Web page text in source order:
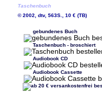
Taschenbuch
© 2002, dtv, 563S., 10 € (TB)
gebundenes Buch
Taschenbuch - broschiert
Audiobook CD
Audiobook Cassette